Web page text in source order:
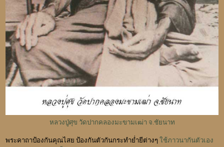
หลวงปู่ศุข วัดปากคลองมะขามเฒ่า จ.ชัยนาท
พระคาถาป้องกันคุณไสย ป้องกันตัวกันกระทำย่ำยีต่างๆ ใช้ภาวนากันตัวเอง